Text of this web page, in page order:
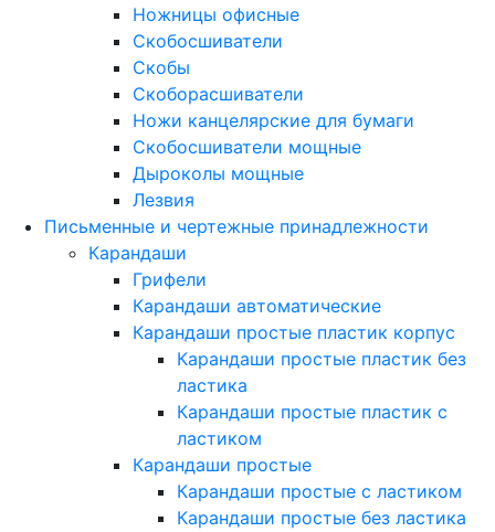
Ножницы офисные
Скобосшиватели
Скобы
Скоборасшиватели
Ножи канцелярские для бумаги
Скобосшиватели мощные
Дыроколы мощные
Лезвия
Письменные и чертежные принадлежности
Карандаши
Грифели
Карандаши автоматические
Карандаши простые пластик корпус
Карандаши простые пластик без
ластика
Карандаши простые пластик с
ластиком
Карандаши простые
Карандаши простые с ластиком
Карандаши простые без ластика